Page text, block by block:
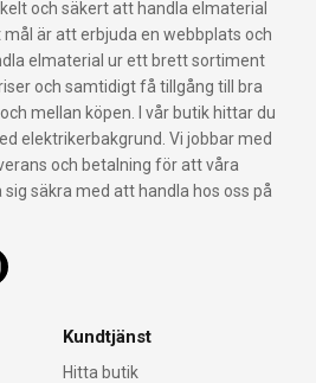
och säkert att handla elmaterial
är att erbjuda en webbplats och
elmaterial ur ett brett sortiment
och samtidigt få tillgång till bra
mellan köpen. I vår butik hittar du
elektrikerbakgrund. Vi jobbar med
och betalning för att våra
sig säkra med att handla hos oss på
Kundtjänst
Hitta butik